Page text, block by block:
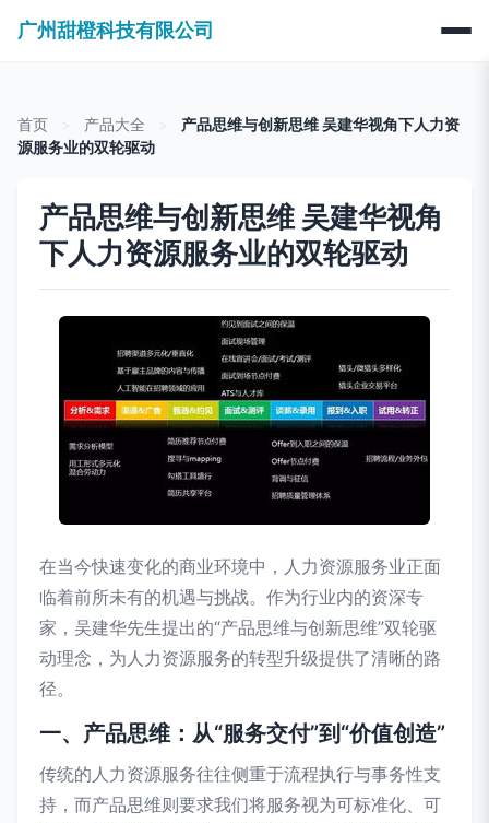
广州甜橙科技有限公司
首页 产品大全
产品思维与创新思维 吴建华视角下人力资
源服务业的双轮驱动
产品思维与创新思维 吴建华视角
下人力资源服务业的双轮驱动
在当今快速变化的商业环境中，人力资源服务业正面
临着前所未有的机遇与挑战。作为行业内的资深专
家，吴建华先生提出的“产品思维与创新思维”双轮驱
动理念，为人力资源服务的转型升级提供了清晰的路
径。
一、产品思维：从“服务交付”到“价值创造”
传统的人力资源服务往往侧重于流程执行与事务性支
持，而产品思维则要求我们将服务视为可标准化、可